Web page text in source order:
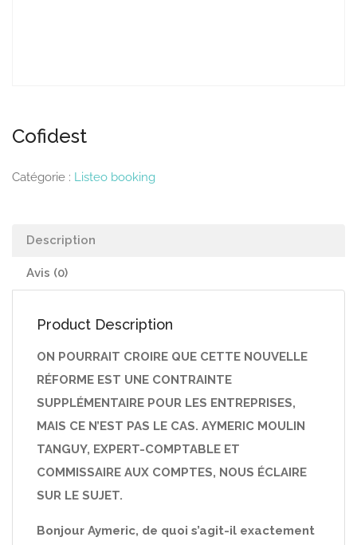
Cofidest
Catégorie : Listeo booking
Description
Avis (0)
Product Description
ON POURRAIT CROIRE QUE CETTE NOUVELLE
RÉFORME EST UNE CONTRAINTE
SUPPLÉMENTAIRE POUR LES ENTREPRISES,
MAIS CE N’EST PAS LE CAS. AYMERIC MOULIN
TANGUY, EXPERT-COMPTABLE ET
COMMISSAIRE AUX COMPTES, NOUS ÉCLAIRE
SUR LE SUJET.
Bonjour Aymeric, de quoi s’agit-il exactement